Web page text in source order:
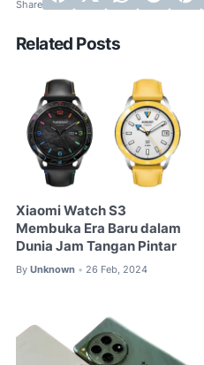
Related Posts
Xiaomi Watch S3
Membuka Era Baru dalam
Dunia Jam Tangan Pintar
By Unknown • 26 Feb, 2024